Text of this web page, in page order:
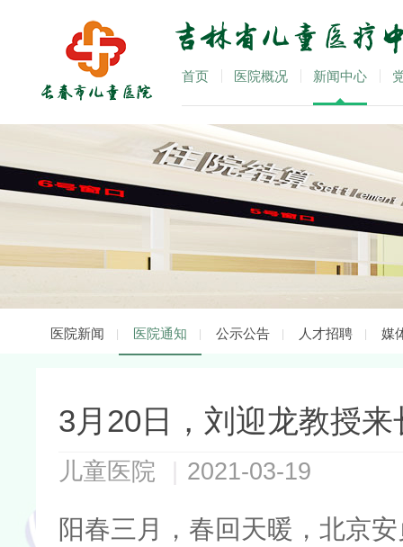
首页 医院概况 新闻中心
医院新闻 医院通知 公示公告 人才招聘 媒
3月20日，刘迎龙教授来
儿童医院 2021-03-19
阳春三月，春回天暖，北京